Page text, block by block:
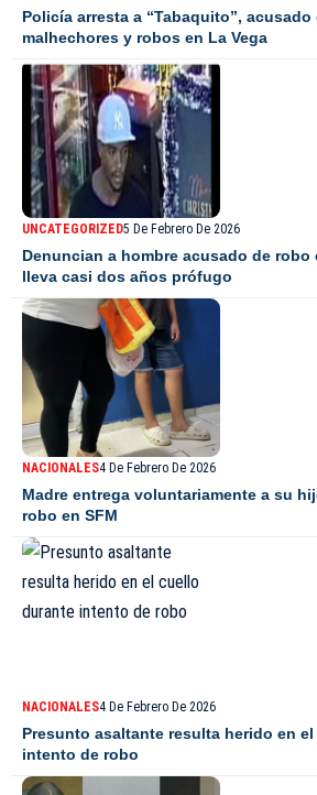
Policía arresta a “Tabaquito”,
malhechores y robos en La Vega
UNCATEGORIZED5 De Febrero De 2026
Denuncian a hombre acusado de robo
lleva casi dos años prófugo
NACIONALES4 De Febrero De 2026
Madre entrega voluntariamente a su
robo en SFM
NACIONALES4 De Febrero De 2026
Presunto asaltante resulta herido en
intento de robo